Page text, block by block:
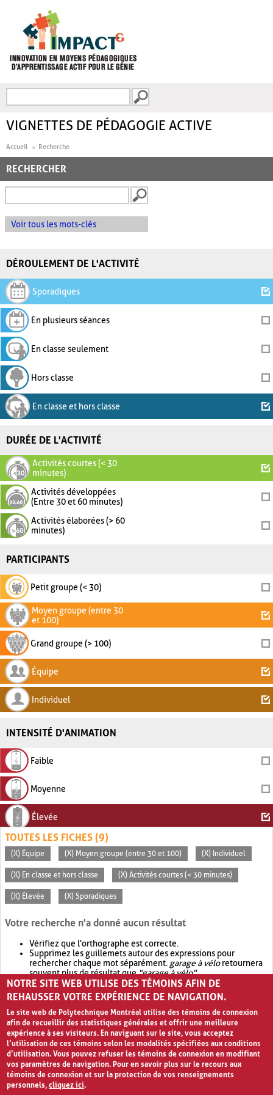
FORMULAIRE DE
VIGNETTES DE PÉDAGOGIE ACTIVE
Accueil Recherche
RECHERCHER
Voir tous les mots-clés
DÉROULEMENT DE L'ACTIVITÉ
Sporadiques
En plusieurs séances
En classe seulement
Hors classe
En classe et hors classe
DURÉE DE L'ACTIVITÉ
Activités courtes (< 30
minutes)
Activités développées
(Entre 30 et 60 minutes)
Activités élaborées (> 60
minutes)
PARTICIPANTS
Petit groupe (< 30)
Moyen groupe (entre 30
et 100)
Grand groupe (> 100)
Équipe
Individuel
INTENSITÉ D'ANIMATION
Faible
Moyenne
Élevée
TOUTES LES FICHES (9)
(X) Équipe (X) Moyen groupe (entre 30 et 100) (X) Individuel
(X) En classe et hors classe (X) Activités courtes (< 30 minutes)
(X) Élevée (X) Sporadiques
Votre recherche n'a donné aucun résultat
Vérifiez que l'orthographe est correcte.
Supprimez les guillemets autour des expressions pour
rechercher chaque mot séparément. garage à véloretournera
souvent plus de résultat que"garage à vélo".
Envisagez d'élargir votre recherche avec OR.garage OR vélo
retournera souvent plus de résultat quegarage à vélo
NOTRE SITE WEB UTILISE DES TÉMOINS AFIN DE
REHAUSSER VOTRE EXPÉRIENCE DE NAVIGATION.
Le site web de Polytechnique Montréal utilise des témoins de connexion
afin de recueillir des statistiques générales et offrir une meilleure
expérience à ses visiteurs. En naviguant sur le site, vous acceptez
l’utilisation de ces témoins selon les modalités spécifiées aux conditions
d’utilisation. Vous pouvez refuser les témoins de connexion en modifiant
vos paramètres de navigation. Pour en savoir plus sur le recours aux
témoins de connexion et sur la protection de vos renseignements
personnels,cliquez ici.